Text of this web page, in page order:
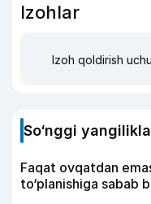
Izohlar
Izoh qoldirish
So‘nggi
Faqat ovqatdan
to‘planishiga sabab